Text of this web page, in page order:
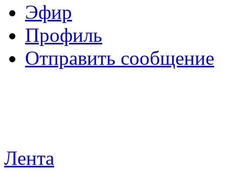
Эфир
Профиль
Отправить сообщение
Лента